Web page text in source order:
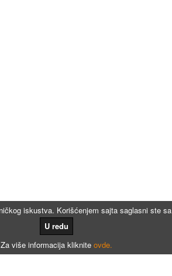
iskustva. Korišćenjem sajta saglasni ste
U redu
Za više informacija kliknite ovde.